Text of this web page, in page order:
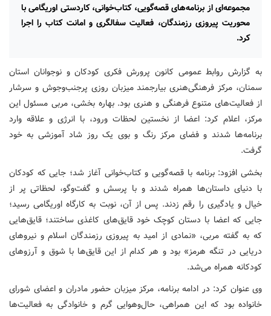
مجموعه‌ای از برنامه‌های قصه‌گویی، کتاب‌خوانی، کاردستی اوریگامی با
محوریت پیروزی رزمندگان، فعالیت سفالگری و امانت کتاب را اجرا
کرد.
به گزارش روابط عمومی کانون پرورش فکری کودکان و نوجوانان استان
سمنان، مرکز فرهنگی‌هنری بیارجمند میزبان روزی پرجنب‌وجوش و سرشار
از فعالیت‌های متنوع فرهنگی و هنری بود. بهاره بخشی، مربی مسئول این
مرکز، اعلام کرد: اعضا از نخستین لحظات ورود، با انرژی و علاقه وارد
برنامه‌ها شدند و فضای مرکز رنگ و بوی یک روز شاد آموزشی به خود
گرفت.
بخشی افزود: برنامه با قصه‌گویی و کتاب‌خوانی آغاز شد؛ جایی که کودکان
با دنیای داستان‌ها همراه شدند و با پرسش و گفت‌وگو، لحظاتی پر از
خیال و یادگیری را رقم زدند. پس از آن، نوبت به کارگاه اوریگامی رسید؛
جایی که اعضا با دستان کوچک خود قایق‌های کاغذی ساختند؛ قایق‌هایی
که به گفته مربی، «نمادی از امید به پیروزی رزمندگان اسلام و نیروهای
دریایی در تنگه هرمز» بود و هر کدام از این قایق‌ها با شوق و آرزوهای
کودکانه همراه می‌شد.
وی عنوان کرد: در ادامه برنامه، مرکز میزبان حضور مادران و اعضای شورای
خانواده بود که این همراهی، حال‌وهوایی گرم و خانوادگی به فعالیت‌ها